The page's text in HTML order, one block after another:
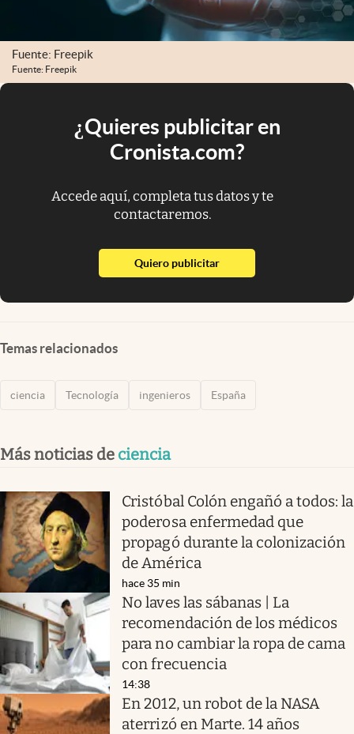
Fuente: Freepik
Fuente: Freepik
¿Quieres publicitar en
Cronista.com?
Accede aquí, completa tus datos y te
contactaremos.
Quiero publicitarabre en nueva pestaña
Temas relacionados
ciencia Tecnología ingenieros España
Más noticias de ciencia
Cristóbal Colón engañó a todos: la
poderosa enfermedad que
propagó durante la colonización
de América
hace 35 min
No laves las sábanas | La
recomendación de los médicos
para no cambiar la ropa de cama
con frecuencia
14:38
En 2012, un robot de la NASA
aterrizó en Marte. 14 años